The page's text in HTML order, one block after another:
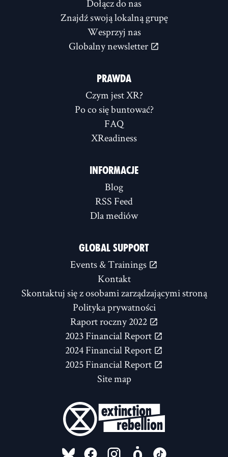
Dołącz do nas
Znajdź swoją lokalną grupę
Wesprzyj nas
Globalny newsletter
PRAWDA
Czym jest XR?
Po co się buntować?
FAQ
XReadiness
INFORMACJE
Blog
RSS Feed
Dla mediów
GLOBAL SUPPORT
Events & Trainings
Kontakt
Skontaktuj się z osobami zarządzającymi stroną
Polityka prywatności
Raport roczny 2022
2023 Financial Report
2024 Financial Report
2025 Financial Report
Site map
FOLLOW US ON